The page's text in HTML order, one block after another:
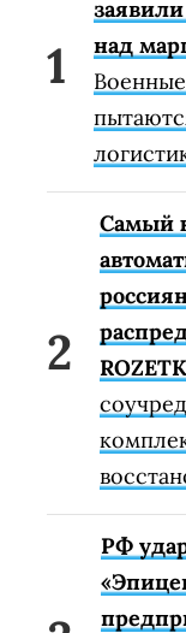
над
Самый
РФ